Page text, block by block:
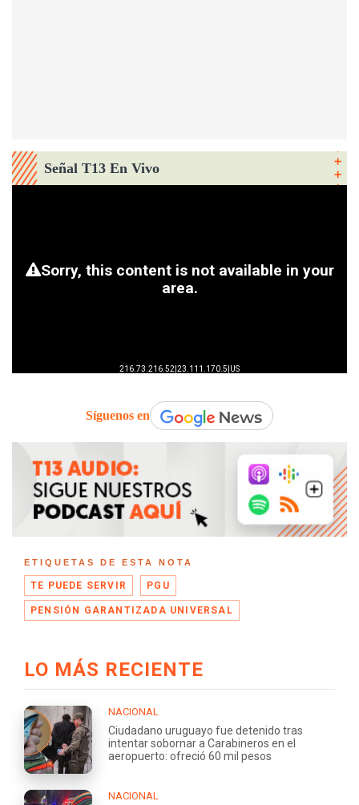
Señal T13 En Vivo
Síguenos en
ETIQUETAS DE ESTA NOTA
TE PUEDE SERVIR PGU
PENSIÓN GARANTIZADA UNIVERSAL
LO MÁS RECIENTE
NACIONAL
Ciudadano uruguayo fue detenido tras
intentar sobornar a Carabineros en el
aeropuerto: ofreció 60 mil pesos
NACIONAL